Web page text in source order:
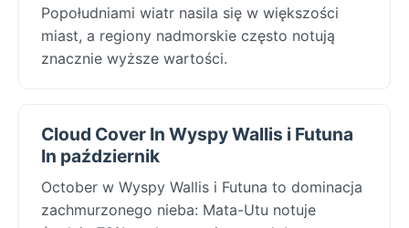
Popołudniami wiatr nasila się w większości
miast, a regiony nadmorskie często notują
znacznie wyższe wartości.
Cloud Cover In Wyspy Wallis i Futuna
In październik
October w Wyspy Wallis i Futuna to dominacja
zachmurzonego nieba: Mata-Utu notuje